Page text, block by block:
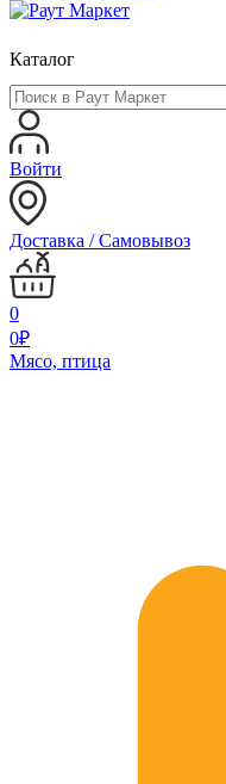
Каталог
Войти
Доставка / Самовывоз
0
0₽
Мясо, птица